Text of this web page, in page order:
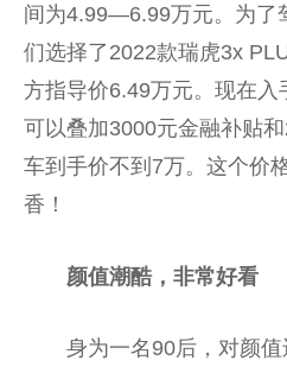
间为4.99—6.99万元。为了
们选择了2022款瑞虎3x
方指导价6.49万元。现在
可以叠加3000元金融补贴
车到手价不到7万。这个价
香！
颜值潮酷，非常好看
身为一名90后，对颜